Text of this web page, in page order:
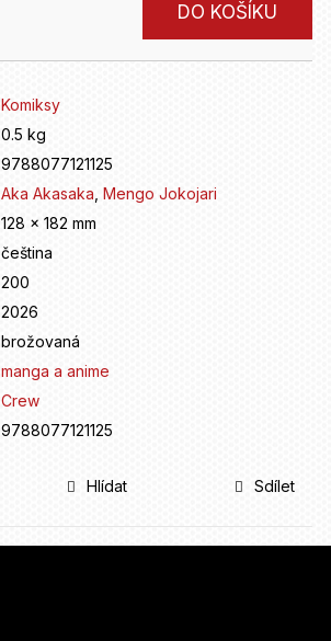
DO KOŠÍKU
Komiksy
0.5 kg
9788077121125
Aka Akasaka, Mengo Jokojari
128 x 182 mm
čeština
200
2026
brožovaná
manga a anime
Crew
9788077121125
Hlídat Sdílet